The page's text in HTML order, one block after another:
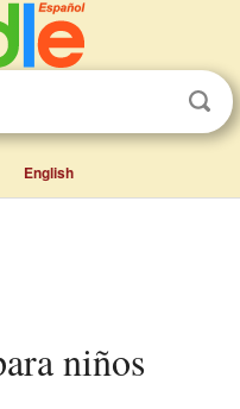
English
niños